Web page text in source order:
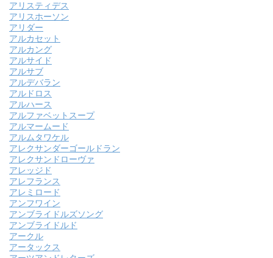
アリスティデス
アリスホーソン
アリダー
アルカセット
アルカング
アルサイド
アルサブ
アルデバラン
アルドロス
アルハース
アルファベットスープ
アルマームード
アルムタワケル
アレクサンダーゴールドラン
アレクサンドローヴァ
アレッジド
アレフランス
アレミロード
アンフワイン
アンブライドルズソング
アンブライドルド
アークル
アータックス